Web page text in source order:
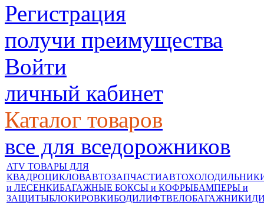
Регистрация
получи преимущества
Войти
личный кабинет
Каталог товаров
все для вседорожников
ATV ТОВАРЫ ДЛЯ
КВАДРОЦИКЛОВАВТОЗАПЧАСТИ
и ЛЕСЕНКИБАГАЖНЫЕ БОКСЫ и КОФРЫБАМПЕРЫ и
ЗАЩИТЫБЛОКИРОВКИБОДИЛИФТВЕЛОБАГАЖНИКИ